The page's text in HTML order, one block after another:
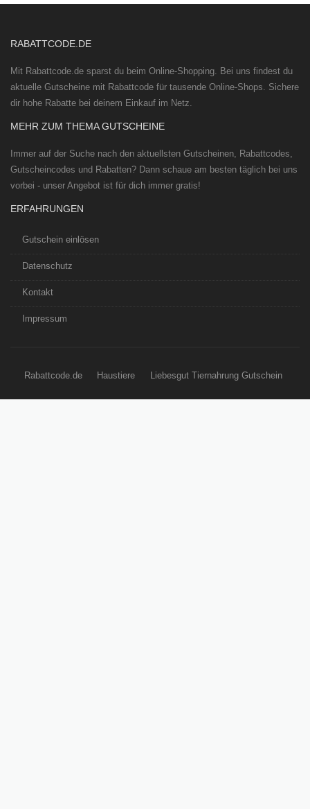
RABATTCODE.DE
Mit Rabattcode.de sparst du beim Online-Shopping. Bei uns findest du
aktuelle Gutscheine mit Rabattcode für tausende Online-Shops. Sichere
dir hohe Rabatte bei deinem Einkauf im Netz.
MEHR ZUM THEMA GUTSCHEINE
Immer auf der Suche nach den aktuellsten Gutscheinen, Rabattcodes,
Gutscheincodes und Rabatten? Dann schaue am besten täglich bei uns
vorbei - unser Angebot ist für dich immer gratis!
ERFAHRUNGEN
Gutschein einlösen
Datenschutz
Kontakt
Impressum
Rabattcode.de Haustiere Liebesgut Tiernahrung Gutschein